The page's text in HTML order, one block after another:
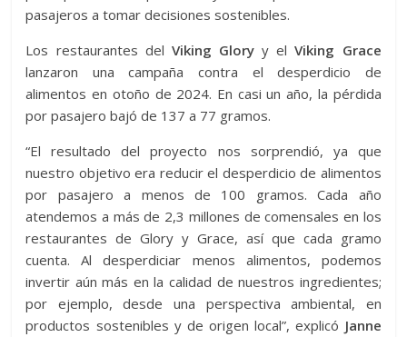
pasajeros a tomar decisiones sostenibles.
Los restaurantes del Viking Glory y el Viking Grace
lanzaron una campaña contra el desperdicio de
alimentos en otoño de 2024. En casi un año, la pérdida
por pasajero bajó de 137 a 77 gramos.
“El resultado del proyecto nos sorprendió, ya que
nuestro objetivo era reducir el desperdicio de alimentos
por pasajero a menos de 100 gramos. Cada año
atendemos a más de 2,3 millones de comensales en los
restaurantes de Glory y Grace, así que cada gramo
cuenta. Al desperdiciar menos alimentos, podemos
invertir aún más en la calidad de nuestros ingredientes;
por ejemplo, desde una perspectiva ambiental, en
productos sostenibles y de origen local”, explicó Janne